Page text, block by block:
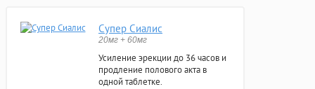
Супер Сиалис
20мг + 60мг
Усиление эрекции до 36 часов и
продление полового акта в
одной таблетке.